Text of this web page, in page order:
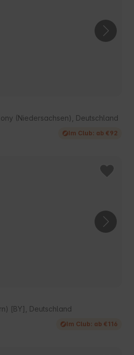
(Niedersachsen), Deutschland
Im Club: ab €92
[BY], Deutschland
Im Club: ab €116